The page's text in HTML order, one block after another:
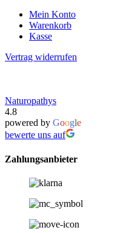
Mein Konto
Warenkorb
Kasse
Vertrag widerrufen
Naturopathys
4.8
powered by Google
bewerte uns auf
Zahlungsanbieter